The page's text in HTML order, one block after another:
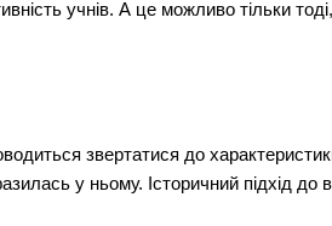
учнів. А це можливо тільки
звертатися до
у ньому. Історичний підхід до